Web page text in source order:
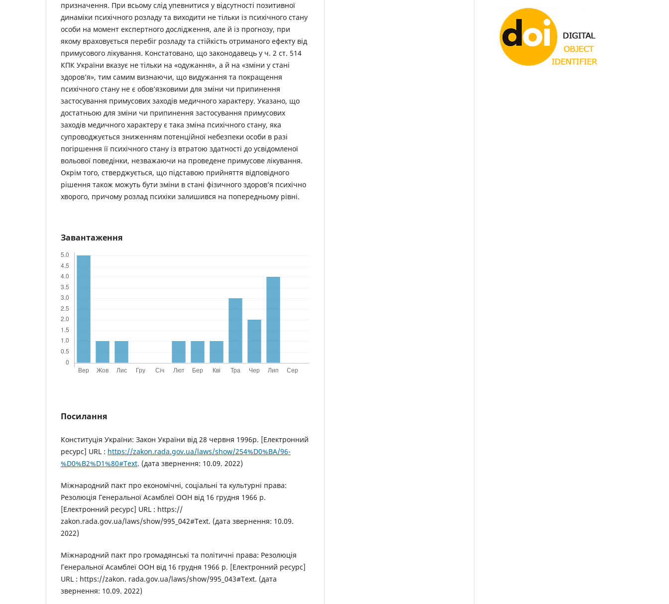
призначення. При всьому слід упевнитися у відсутності позитивної
динаміки психічного розладу та виходити не тільки із психічного стану
особи на момент експертного дослідження, але й із прогнозу, при
якому враховується перебіг розладу та стійкість отриманого ефекту від
примусового лікування. Констатовано, що законодавець у ч. 2 ст. 514
КПК України вказує не тільки на «одужання», а й на «зміни у стані
здоров’я», тим самим визнаючи, що видужання та покращення
психічного стану не є обов’язковими для зміни чи припинення
застосування примусових заходів медичного характеру. Указано, що
достатньою для зміни чи припинення застосування примусових
заходів медичного характеру є така зміна психічного стану, яка
супроводжується зниженням потенційної небезпеки особи в разі
погіршення її психічного стану із втратою здатності до усвідомленої
вольової поведінки, незважаючи на проведене примусове лікування.
Окрім того, стверджується, що підставою прийняття відповідного
рішення також можуть бути зміни в стані фізичного здоров’я психічно
хворого, причому розлад психіки залишився на попередньому рівні.
Завантаження
Посилання
Конституція України: Закон України від 28 червня 1996р. [Електронний
ресурс] URL : https://zakon.rada.gov.ua/laws/show/254%D0%BA/96-
%D0%B2%D1%80#Text. (дата звернення: 10.09. 2022)
Міжнародний пакт про економічні, соціальні та культурні права:
Резолюція Генеральної Асамблеї ООН від 16 грудня 1966 р.
[Електронний ресурс] URL : https://
zakon.rada.gov.ua/laws/show/995_042#Text. (дата звернення: 10.09.
2022)
Міжнародний пакт про громадянські та політичні права: Резолюція
Генеральної Асамблеї ООН від 16 грудня 1966 р. [Електронний ресурс]
URL : https://zakon. rada.gov.ua/laws/show/995_043#Text. (дата
звернення: 10.09. 2022)